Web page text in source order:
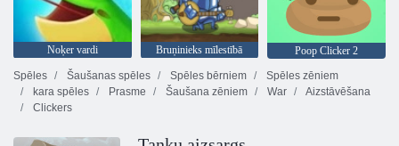
Noķer vardi Bruņinieks mīlestībā
Poop Clicker 2
Spēles
Šaušanas spēles Spēles bērniem
Spēles zēniem
kara spēles
Prasme Šaušana zēniem War
Aizstāvēšana
Clickers